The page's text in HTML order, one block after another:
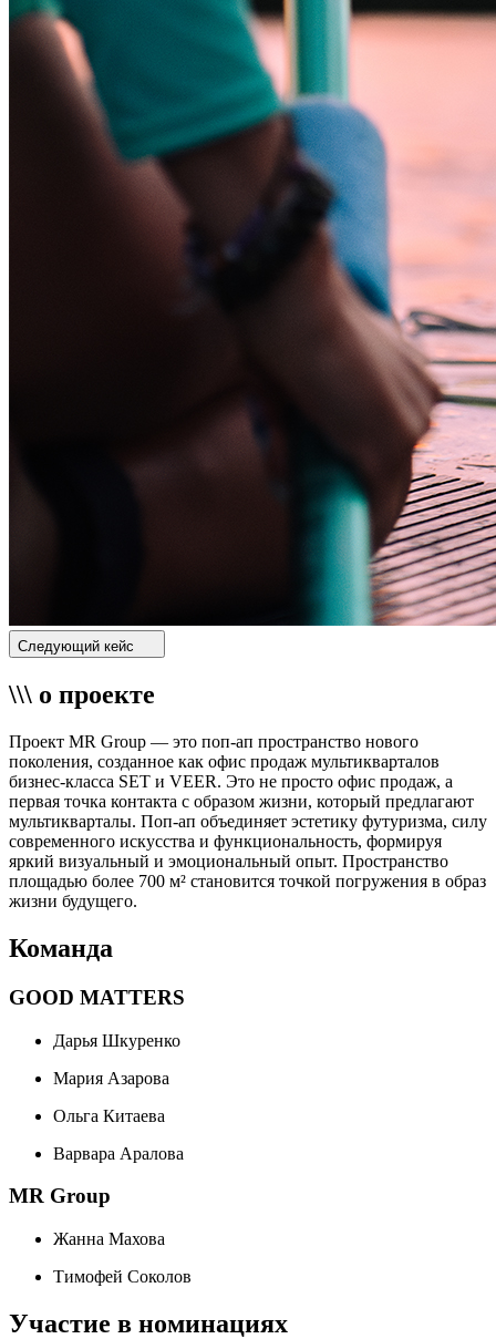
Следующий кейс
\\\ о проекте
Проект MR Group — это поп-ап пространство нового
поколения, созданное как офис продаж мультикварталов
бизнес-класса SET и VEER. Это не просто офис продаж, а
первая точка контакта с образом жизни, который предлагают
мультикварталы. Поп-ап объединяет эстетику футуризма, силу
современного искусства и функциональность, формируя
яркий визуальный и эмоциональный опыт. Пространство
площадью более 700 м² становится точкой погружения в образ
жизни будущего.
Команда
GOOD MATTERS
Дарья Шкуренко
Мария Азарова
Ольга Китаева
Варвара Аралова
MR Group
Жанна Махова
Тимофей Соколов
Участие в номинациях